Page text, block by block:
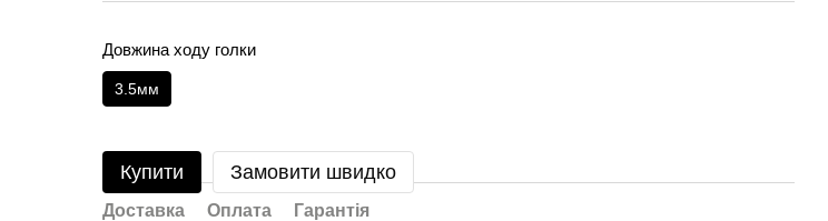
Довжина ходу голки
3.5мм
Купити Замовити швидко
Доставка Оплата Гарантія